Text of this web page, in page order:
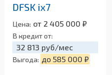
DFSK ix7
Цена: от 2 405 000 ₽
В кредит от:
32 813 руб/мес
Выгода: до 585 000 ₽